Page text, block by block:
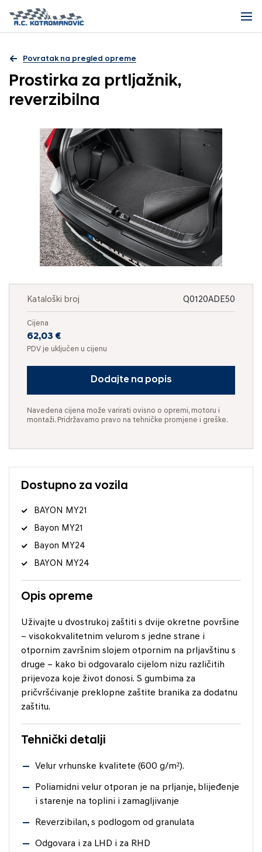
Povratak na pregled opreme
Prostirka za prtljažnik,
reverzibilna
Kataloški broj Q0120ADE50
Cijena
62,03 €
PDV je uključen u cijenu
Dodajte na popis
Navedena cijena može varirati ovisno o opremi, motoru i
montaži. Pridržavamo pravo na tehničke promjene i greške.
Dostupno za vozila
BAYON MY21
Bayon MY21
Bayon MY24
BAYON MY24
Opis opreme
Uživajte u dvostrukoj zaštiti s dvije okretne površine
– visokokvalitetnim velurom s jedne strane i
otpornim završnim slojem otpornim na prljavštinu s
druge – kako bi odgovaralo cijelom nizu različitih
prijevoza koje život donosi. S gumbima za
pričvršćivanje preklopne zaštite branika za dodatnu
zaštitu.
Tehnički detalji
Velur vrhunske kvalitete (600 g/m²).
Poliamidni velur otporan je na prljanje, blijeđenje
i starenje na toplini i zamagljivanje
Reverzibilan, s podlogom od granulata
Odgovara i za LHD i za RHD